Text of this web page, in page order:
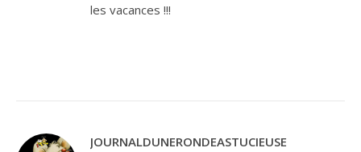
les vacances !!!
JOURNALDUNERONDEASTUCIEUSE